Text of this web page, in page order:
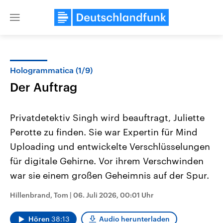
Close
Landtagswahl Sachsen-Anhalt
Sachsen-Anhalt wählt am 6.
Landtag. Seit 2021 wird das
Bundesland von einer Koalition aus
USA
Aktuelle Beiträge,
Wirtschaftlich und
den mächtigsten Ländern
mit großem Einfluss auf
Hologrammatica (1/9)
Der Auftrag
Privatdetektiv Singh wird beauftragt, Juliette
Perotte zu finden. Sie war Expertin für Mind
Uploading und entwickelte Verschlüsselungen
für digitale Gehirne. Vor ihrem Verschwinden
war sie einem großen Geheimnis auf der Spur.
Hillenbrand, Tom | 06. Juli 2026, 00:01 Uhr
Hören 38:13 Audio herunterladen